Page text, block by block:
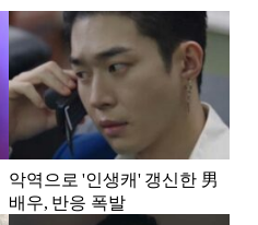
악역으로 '인생캐' 갱신한 男
배우, 반응 폭발